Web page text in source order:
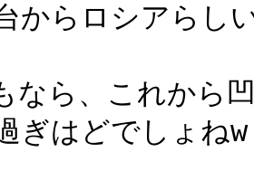
からロシアらし
なら、これから
ぎはどでしょねw